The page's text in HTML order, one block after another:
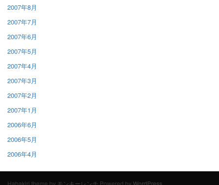
2007年8月
2007年7月
2007年6月
2007年5月
2007年4月
2007年3月
2007年2月
2007年1月
2006年6月
2006年5月
2006年4月